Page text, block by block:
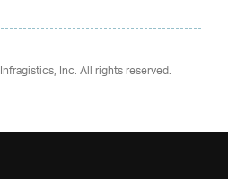
Infragistics, Inc. All rights reserved.